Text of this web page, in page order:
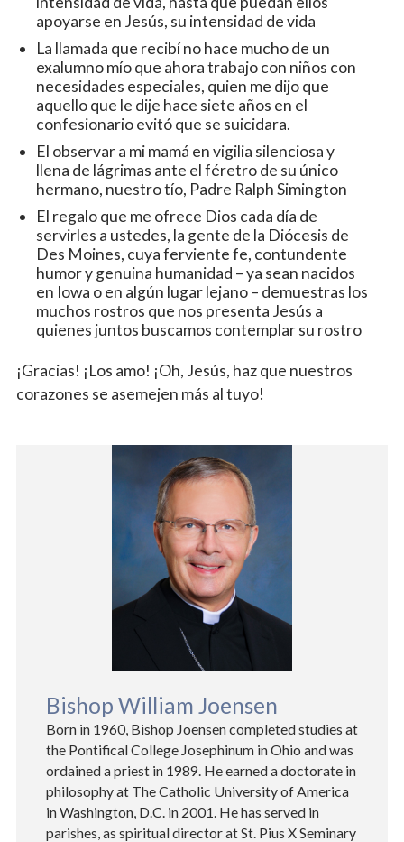
apoyarse en Jesús, su intensidad de vida
La llamada que recibí no hace mucho de un
exalumno mío que ahora trabajo con niños con
necesidades especiales, quien me dijo que
aquello que le dije hace siete años en el
confesionario evitó que se suicidara.
El observar a mi mamá en vigilia silenciosa y
llena de lágrimas ante el féretro de su único
hermano, nuestro tío, Padre Ralph Simington
El regalo que me ofrece Dios cada día de
servirles a ustedes, la gente de la Diócesis de
Des Moines, cuya ferviente fe, contundente
humor y genuina humanidad – ya sean nacidos
en Iowa o en algún lugar lejano – demuestras los
muchos rostros que nos presenta Jesús a
quienes juntos buscamos contemplar su rostro
¡Gracias! ¡Los amo! ¡Oh, Jesús, haz que nuestros
corazones se asemejen más al tuyo!
Bishop William Joensen
Born in 1960, Bishop Joensen completed studies at
the Pontifical College Josephinum in Ohio and was
ordained a priest in 1989. He earned a doctorate in
philosophy at The Catholic University of America
in Washington, D.C. in 2001. He has served in
parishes, as spiritual director at St. Pius X Seminary